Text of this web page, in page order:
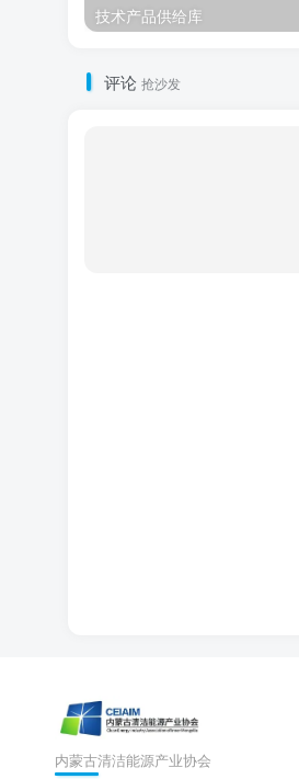
技术产品供给库
评论 抢沙发
内蒙古清洁能源产业协会